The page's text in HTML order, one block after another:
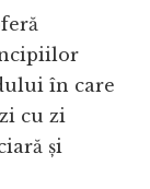
în care
cu zi
și